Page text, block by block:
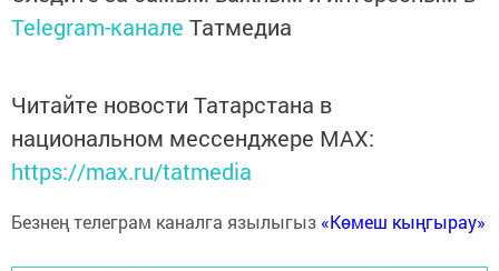
Telegram-канале Татмедиа
Читайте новости Татарстана в
национальном мессенджере MАХ:
https://max.ru/tatmedia
Безнең телеграм каналга язылыгыз «Көмеш кыңгырау»